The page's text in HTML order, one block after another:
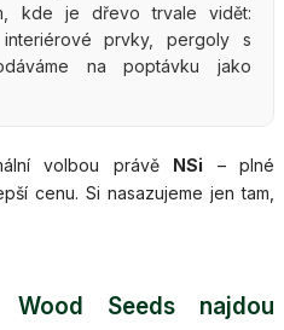
kde je dřevo trvale vidět:
prvky, pergoly s
na poptávku jako
volbou právě NSi – plné
cenu. Si nasazujeme jen tam,
Seeds najdou